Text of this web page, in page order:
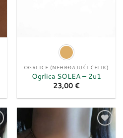
OGRLICE (NEHRĐAJUĆI ČELIK)
Ogrlica SOLEA – 2u1
23,00 €
Dodaj